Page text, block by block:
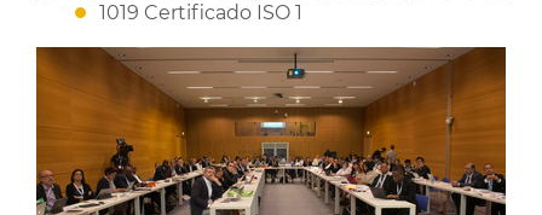
1019 Certificado ISO 1